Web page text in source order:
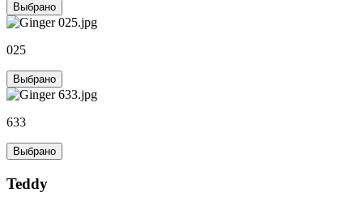
Выбрано
025
Выбрано
633
Выбрано
Teddy